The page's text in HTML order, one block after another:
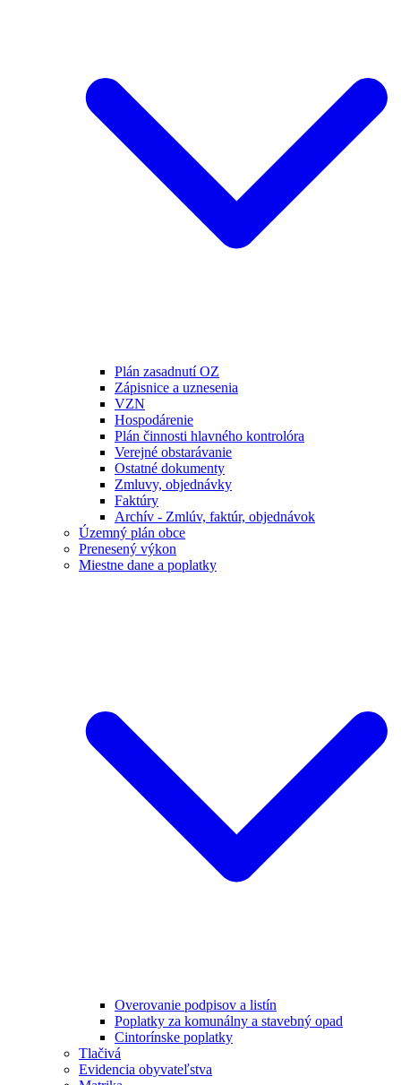
Plán zasadnutí OZ
Zápisnice a uznesenia
VZN
Hospodárenie
Plán činnosti hlavného kontrolóra
Verejné obstarávanie
Ostatné dokumenty
Zmluvy, objednávky
Faktúry
Archív - Zmlúv, faktúr, objednávok
Územný plán obce
Prenesený výkon
Miestne dane a poplatky
Overovanie podpisov a listín
Poplatky za komunálny a stavebný opad
Cintorínske poplatky
Tlačivá
Evidencia obyvateľstva